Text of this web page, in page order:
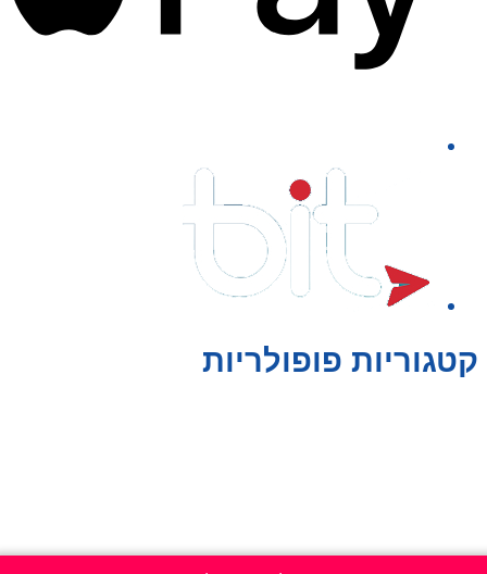
קטגוריות פופולריות
משחקי יצירה ואמנות